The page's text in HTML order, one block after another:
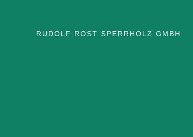
RUDOLF ROST SPERRHOLZ GMBH